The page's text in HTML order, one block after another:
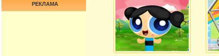
РЕКЛАМА